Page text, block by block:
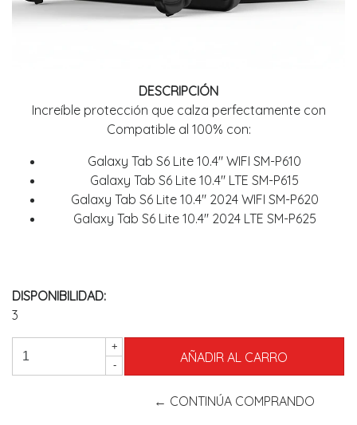
DESCRIPCIÓN
Increíble protección que calza perfectamente con
Compatible al 100% con:
Galaxy Tab S6 Lite 10.4" WIFI SM-P610
Galaxy Tab S6 Lite 10.4" LTE SM-P615
Galaxy Tab S6 Lite 10.4" 2024 WIFI SM-P620
Galaxy Tab S6 Lite 10.4" 2024 LTE SM-P625
DISPONIBILIDAD:
3
+
-
← CONTINÚA COMPRANDO